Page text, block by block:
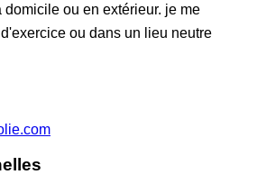
ou en extérieur. je me
ou dans un lieu neutre